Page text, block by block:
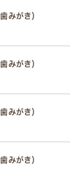
みがき）
みがき）
みがき）
みがき）